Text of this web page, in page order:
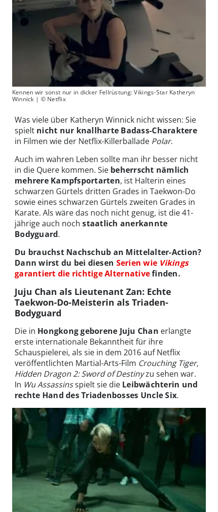
Kennen wir sonst nur in dicker Fellrüstung: Vikings-Star Katheryn
Winnick | © Netflix
Was viele über Katheryn Winnick nicht wissen: Sie
spielt nicht nur knallharte Badass-Charaktere
in Filmen wie der Netflix-Killerballade Polar.
Auch im wahren Leben sollte man ihr besser nicht
in die Quere kommen. Sie beherrscht nämlich
mehrere Kampfsportarten, ist Halterin eines
schwarzen Gürtels dritten Grades in Taekwon-Do
sowie eines schwarzen Gürtels zweiten Grades in
Karate. Als wäre das noch nicht genug, ist die 41-
jährige auch noch staatlich anerkannte
Bodyguard.
Du brauchst Nachschub an Mittelalter-Action?
Dann wirst du bei diesen Serien wie Vikings
garantiert die richtige Alternativefinden.
Juju Chan als Lieutenant Zan: Echte
Taekwon-Do-Meisterin als Triaden-
Bodyguard
Die in Hongkong geborene Juju Chan erlangte
erste internationale Bekanntheit für ihre
Schauspielerei, als sie in dem 2016 auf Netflix
veröffentlichten Martial-Arts-Film Crouching Tiger,
Hidden Dragon 2: Sword of Destinyzu sehen war.
In Wu Assassinsspielt sie die Leibwächterin und
rechte Hand des Triadenbosses Uncle Six.